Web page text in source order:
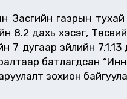
Засгийн газрын
8.2 дахь хэсэг,
7 дугаар зүйлийн
батлагдсан
зохион